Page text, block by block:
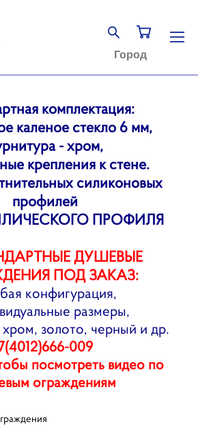
Город
комплектация:
каленое стекло 6 мм,
- хром,
крепления к стене.
силиконовых
профилей
ПРОФИЛЯ
ДУШЕВЫЕ
ПОД ЗАКАЗ:
конфигурация,
размеры,
золото, черный и др.
009
посмотреть видео по
ограждениям